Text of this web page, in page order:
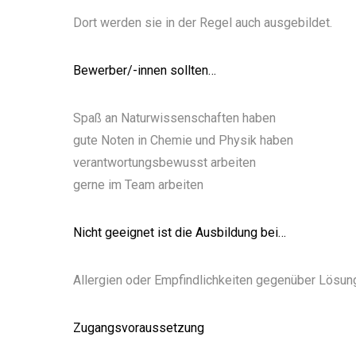
Dort werden sie in der Regel auch ausgebildet.
Bewerber/-innen sollten…
Spaß an Naturwissenschaften haben
gute Noten in Chemie und Physik haben
verantwortungsbewusst arbeiten
gerne im Team arbeiten
Nicht geeignet ist die Ausbildung bei…
Allergien oder Empfindlichkeiten gegenüber
Zugangsvoraussetzung